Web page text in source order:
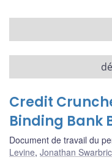
Credit
Binding Bank
Document de travail du
Levine, Jonathan